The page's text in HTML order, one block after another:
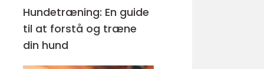
Hundetræning: En guide
til at forstå og træne
din hund